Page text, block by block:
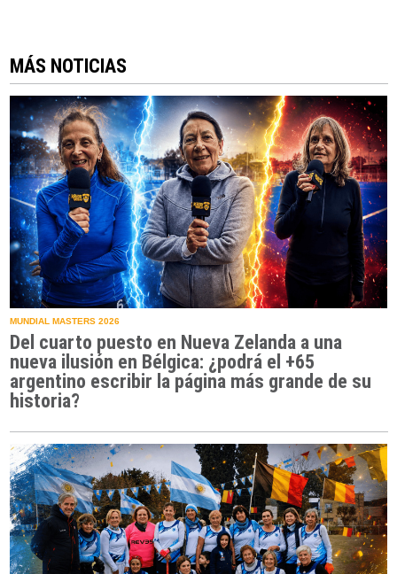
MÁS NOTICIAS
MUNDIAL MASTERS 2026
Del cuarto puesto en Nueva Zelanda a una
nueva ilusión en Bélgica: ¿podrá el +65
argentino escribir la página más grande de su
historia?